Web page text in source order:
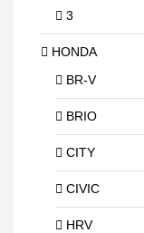
3
HONDA
BR-V
BRIO
CITY
CIVIC
HRV